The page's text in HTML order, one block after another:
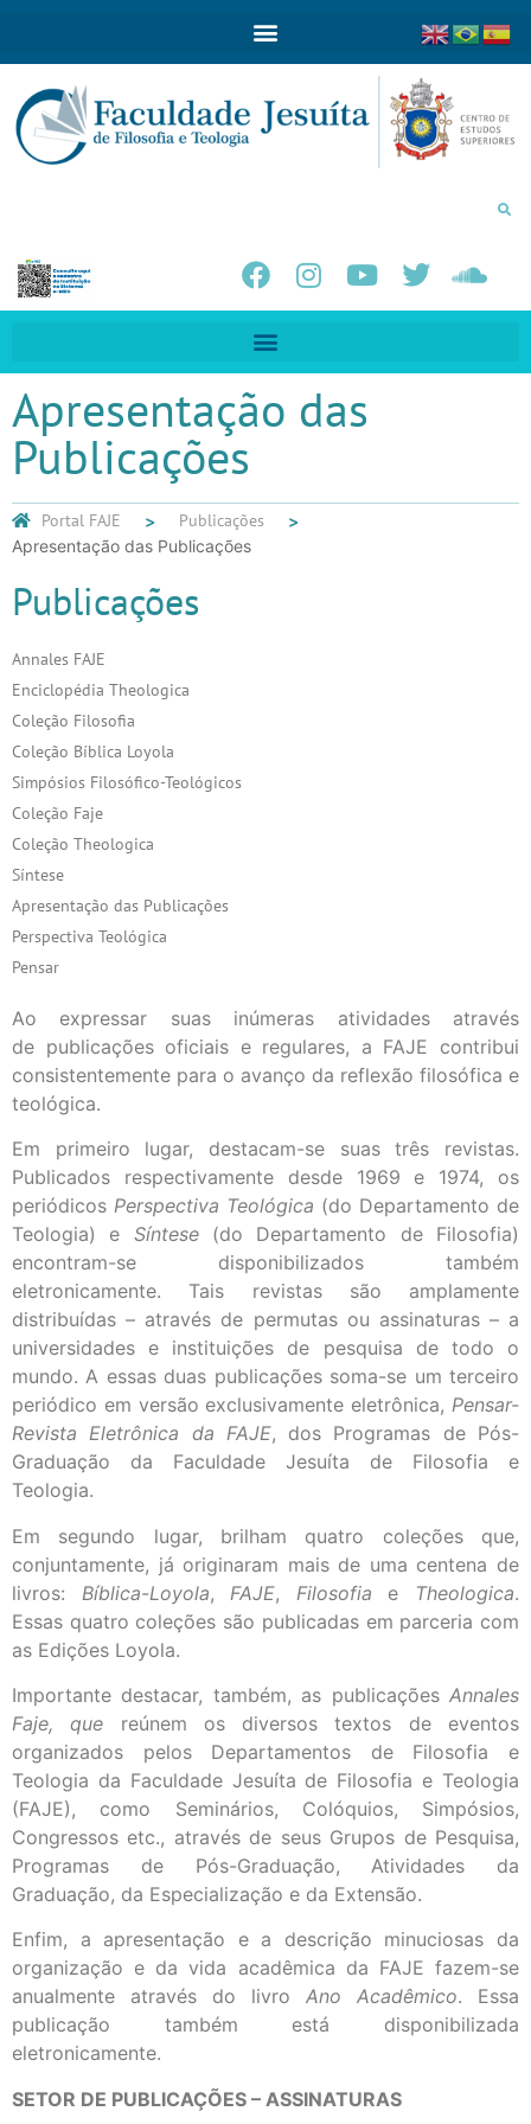
Apresentação das
Publicações
Portal FAJE Publicações
Apresentação das Publicações
Publicações
Annales FAJE
Enciclopédia Theologica
Coleção Filosofia
Coleção Bíblica Loyola
Simpósios Filosófico-Teológicos
Coleção Faje
Coleção Theologica
Síntese
Apresentação das Publicações
Perspectiva Teológica
Pensar
Ao expressar suas inúmeras atividades através
de publicações oficiais e regulares, a FAJE contribui
consistentemente para o avanço da reflexão filosófica e
teológica.
Em primeiro lugar, destacam-se suas três revistas.
Publicados respectivamente desde 1969 e 1974, os
periódicos Perspectiva Teológica (do Departamento de
Teologia) e Síntese (do Departamento de Filosofia)
encontram-se disponibilizados também
eletronicamente. Tais revistas são amplamente
distribuídas – através de permutas ou assinaturas – a
universidades e instituições de pesquisa de todo o
mundo. A essas duas publicações soma-se um terceiro
periódico em versão exclusivamente eletrônica, Pensar-
Revista Eletrônica da FAJE, dos Programas de Pós-
Graduação da Faculdade Jesuíta de Filosofia e
Teologia.
Em segundo lugar, brilham quatro coleções que,
conjuntamente, já originaram mais de uma centena de
livros: Bíblica-Loyola, FAJE, Filosofia e Theologica.
Essas quatro coleções são publicadas em parceria com
as Edições Loyola.
Importante destacar, também, as publicações Annales
Faje, que reúnem os diversos textos de eventos
organizados pelos Departamentos de Filosofia e
Teologia da Faculdade Jesuíta de Filosofia e Teologia
(FAJE), como Seminários, Colóquios, Simpósios,
Congressos etc., através de seus Grupos de Pesquisa,
Programas de Pós-Graduação, Atividades da
Graduação, da Especialização e da Extensão.
Enfim, a apresentação e a descrição minuciosas da
organização e da vida acadêmica da FAJE fazem-se
anualmente através do livro Ano Acadêmico. Essa
publicação também está disponibilizada
eletronicamente.
SETOR DE PUBLICAÇÕES – ASSINATURAS